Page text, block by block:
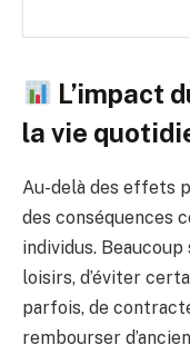
L’impact
la vie
Au-delà des effets
des conséquences
individus.
loisirs, d’éviter
parfois, de
rembourser